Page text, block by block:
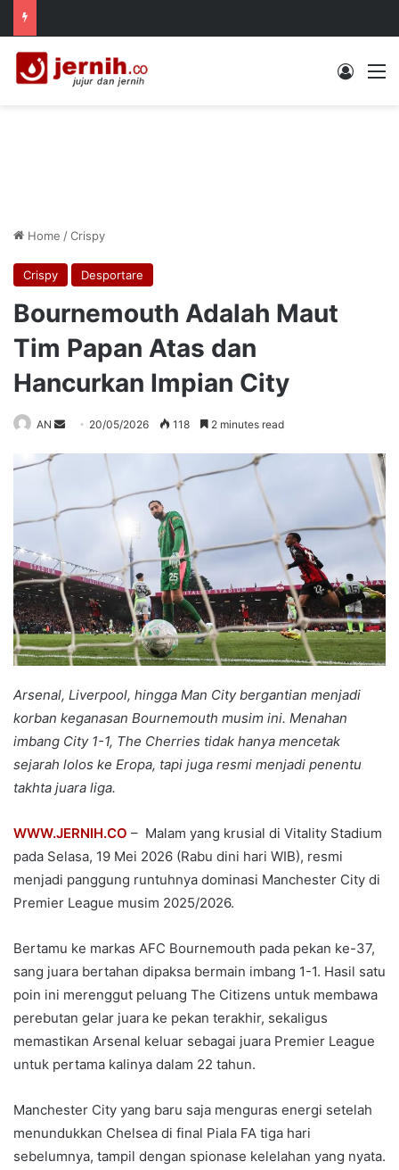
Log In
Home /Crispy
Crispy Desportare
Bournemouth Adalah Maut
Tim Papan Atas dan
Hancurkan Impian City
AN
Send 20/05/2026 118 2 minutes read
Arsenal, Liverpool, hingga Man City bergantian menjadi
korban keganasan Bournemouth musim ini. Menahan
imbang City 1-1, The Cherries tidak hanya mencetak
sejarah lolos ke Eropa, tapi juga resmi menjadi penentu
takhta juara liga.
WWW.JERNIH.CO – Malam yang krusial di Vitality Stadium
pada Selasa, 19 Mei 2026 (Rabu dini hari WIB), resmi
menjadi panggung runtuhnya dominasi Manchester City di
Premier League musim 2025/2026.
Bertamu ke markas AFC Bournemouth pada pekan ke-37,
sang juara bertahan dipaksa bermain imbang 1-1. Hasil satu
poin ini merenggut peluang The Citizens untuk membawa
perebutan gelar juara ke pekan terakhir, sekaligus
memastikan Arsenal keluar sebagai juara Premier League
untuk pertama kalinya dalam 22 tahun.
Manchester City yang baru saja menguras energi setelah
menundukkan Chelsea di final Piala FA tiga hari
sebelumnya, tampil dengan spionase kelelahan yang nyata.